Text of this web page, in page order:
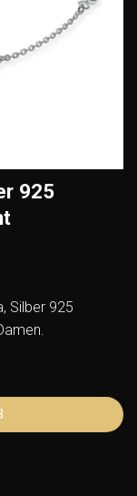
925
Silber 925
– 9 Steine